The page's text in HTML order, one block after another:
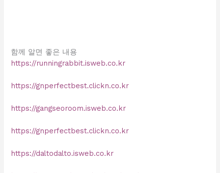
함께 알면 좋은 내용
https://runningrabbit.isweb.co.kr
https://gnperfectbest.clickn.co.kr
https://gangseoroom.isweb.co.kr
https://gnperfectbest.clickn.co.kr
https://daltodalto.isweb.co.kr